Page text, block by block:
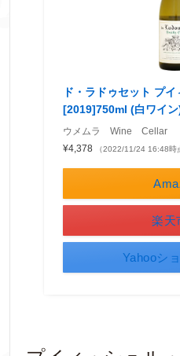
ド・ラドゥセット プイ
[2019]750ml (白ワイン
ウメムラ Wine Cellar
¥4,378
（2022/11/24 16:48時
楽天
Yahooシ